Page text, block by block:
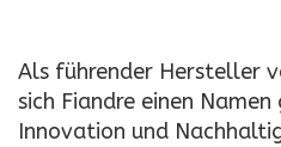
Als führender Hersteller
sich Fiandre einen
Innovation und